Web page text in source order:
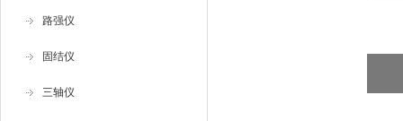
路强仪
固结仪
三轴仪